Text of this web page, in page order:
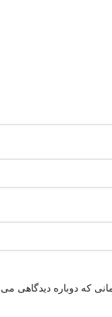
که دوباره دیدگاهی